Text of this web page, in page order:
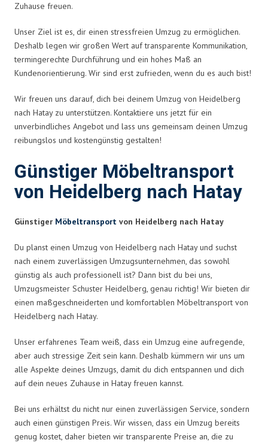
Zuhause freuen.
Unser Ziel ist es, dir einen stressfreien Umzug zu ermöglichen.
Deshalb legen wir großen Wert auf transparente Kommunikation,
termingerechte Durchführung und ein hohes Maß an
Kundenorientierung. Wir sind erst zufrieden, wenn du es auch bist!
Wir freuen uns darauf, dich bei deinem Umzug von Heidelberg
nach Hatay zu unterstützen. Kontaktiere uns jetzt für ein
unverbindliches Angebot und lass uns gemeinsam deinen Umzug
reibungslos und kostengünstig gestalten!
Günstiger Möbeltransport
von Heidelberg nach Hatay
Günstiger Möbeltransport von Heidelberg nach Hatay
Du planst einen Umzug von Heidelberg nach Hatay und suchst
nach einem zuverlässigen Umzugsunternehmen, das sowohl
günstig als auch professionell ist? Dann bist du bei uns,
Umzugsmeister Schuster Heidelberg, genau richtig! Wir bieten dir
einen maßgeschneiderten und komfortablen Möbeltransport von
Heidelberg nach Hatay.
Unser erfahrenes Team weiß, dass ein Umzug eine aufregende,
aber auch stressige Zeit sein kann. Deshalb kümmern wir uns um
alle Aspekte deines Umzugs, damit du dich entspannen und dich
auf dein neues Zuhause in Hatay freuen kannst.
Bei uns erhältst du nicht nur einen zuverlässigen Service, sondern
auch einen günstigen Preis. Wir wissen, dass ein Umzug bereits
genug kostet, daher bieten wir transparente Preise an, die zu